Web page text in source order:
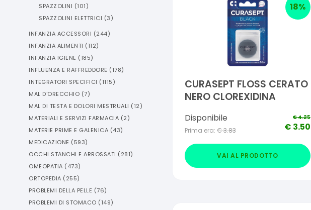
SPAZZOLINI (101)
SPAZZOLINI ELETTRICI (3)
INFANZIA ACCESSORI (244)
INFANZIA ALIMENTI (112)
INFANZIA IGIENE (185)
INFLUENZA E RAFFREDDORE (178)
INTEGRATORI SPECIFICI (1115)
MAL D'ORECCHIO (7)
MAL DI TESTA E DOLORI MESTRUALI (12)
MATERIALI E SERVIZI FARMACIA (2)
MATERIE PRIME E GALENICA (43)
MEDICAZIONE (593)
OCCHI STANCHI E ARROSSATI (281)
OMEOPATIA (473)
ORTOPEDIA (255)
PROBLEMI DELLA PELLE (76)
PROBLEMI DI STOMACO (149)
18%
CURASEPT FLOSS CERATO
NERO CLOREXIDINA
Disponibile
Prima era: €3.83
€4.25
€ 3.50
VAI AL PRODOTTO